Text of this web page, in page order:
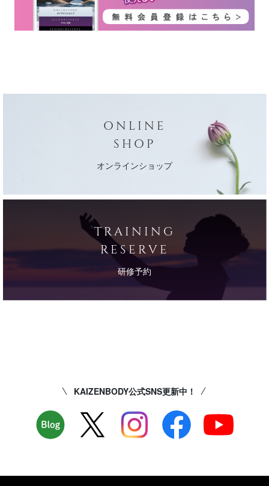
ONLINE
SHOP
オンラインショップ
TRAINING
RESERVE
研修予約
KAIZENBODY公式SNS更新中！